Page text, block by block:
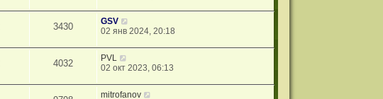
3430
GSV
02 янв 2024, 20:18
4032
PVL
02 окт 2023, 06:13
mitrofanov